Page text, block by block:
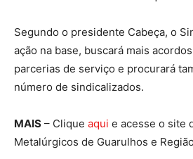
Segundo o presidente Cabeça, o
ação na base, buscará mais
parcerias de serviço e procurará
número de sindicalizados.
MAIS – Clique aqui e acesse o site
Metalúrgicos de Guarulhos e Região